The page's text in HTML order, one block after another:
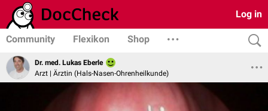
Log in
Community Flexikon Shop
Dr. med. Lukas Eberle
Arzt | Ärztin (Hals-Nasen-Ohrenheilkunde)